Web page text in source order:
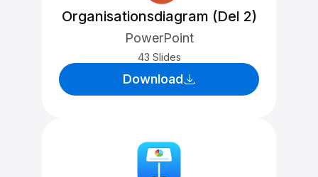
Organisationsdiagram (Del 2)
PowerPoint
43 Slides
Download